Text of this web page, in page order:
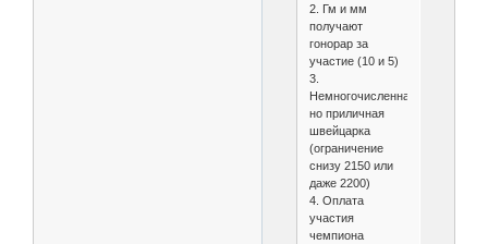
2. Гм и мм
получают
гонорар за
участие (10 и 5)
3.
Немногочисленная,
но приличная
швейцарка
(ограничение
снизу 2150 или
даже 2200)
4. Оплата
участия
чемпиона